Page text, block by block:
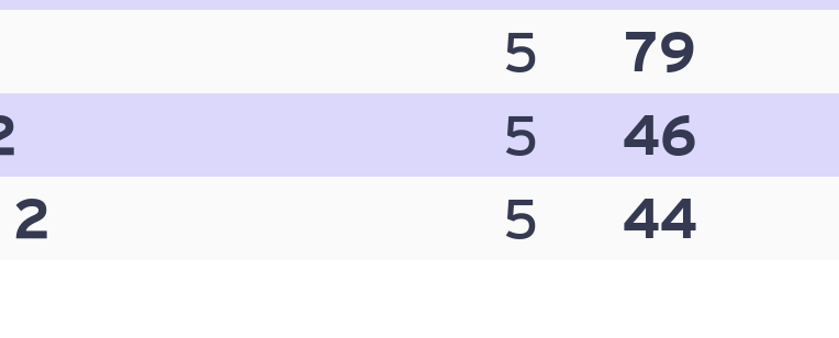
5
79
5
46
2 5 44